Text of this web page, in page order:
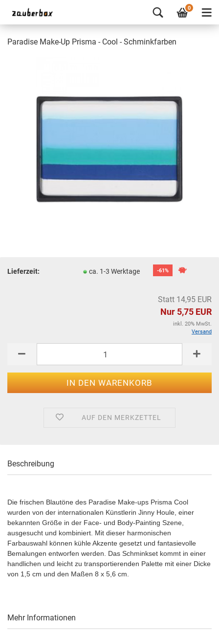
0
Paradise Make-Up Prisma - Cool - Schminkfarben
-61%
Lieferzeit: ca. 1-3 Werktage
Statt 14,95 EUR
Nur 5,75 EUR
inkl. 20% MwSt.
Versand
AUF DEN MERKZETTEL
Beschreibung
Die frischen Blautöne des Paradise Make-ups Prisma Cool
wurden von der internationalen Künstlerin Jinny Houle, einer
bekannten Größe in der Face- und Body-Painting Szene,
ausgesucht und kombiniert. Mit dieser harmonischen
Farbauswahl können kühle Akzente gesetzt und fantasievolle
Bemalungen entworfen werden. Das Schminkset kommt in einer
handlichen und leicht zu transportierenden Palette mit einer Dicke
von 1,5 cm und den Maßen 8 x 5,6 cm.
Mehr Informationen